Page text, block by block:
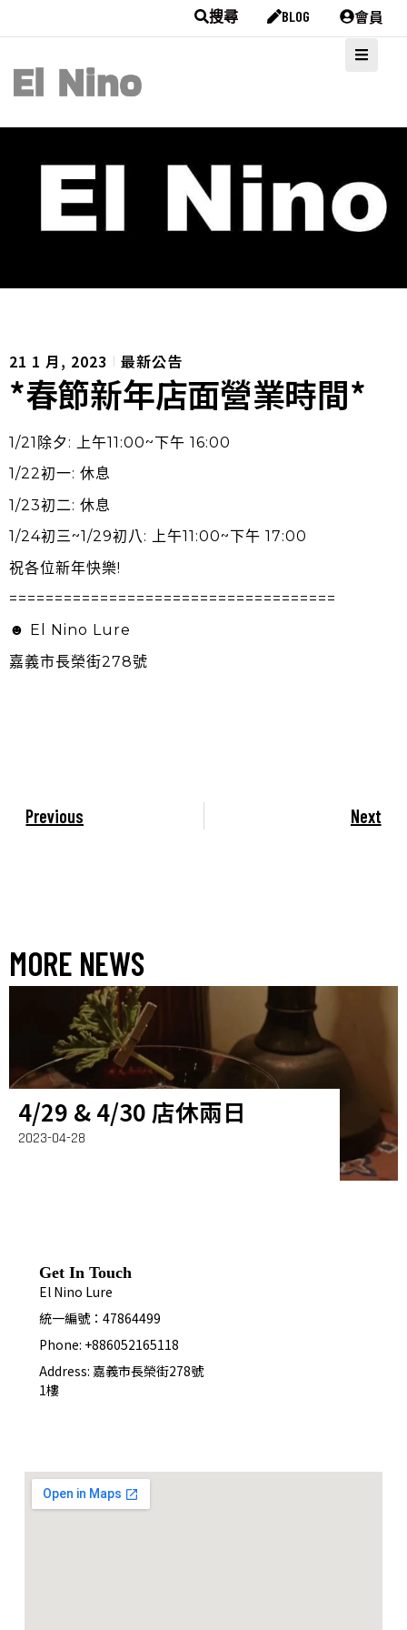
搜尋 BLOG 會員
21 1 月, 2023 最新公告
*春節新年店面營業時間*
1/21除夕: 上午11:00~下午 16:00
1/22初一: 休息
1/23初二: 休息
1/24初三~1/29初八: 上午11:00~下午 17:00
祝各位新年快樂!
====================================
☻ El Nino Lure
嘉義市長榮街278號
Previous Next
MORE NEWS
4/29 & 4/30 店休兩日
2023-04-28
本店Line pay行動支付功能啟
用
2023-04-20
Get In Touch
El Nino Lure
統一編號：47864499
Phone: +886052165118
Address: 嘉義市長榮街278號
1樓